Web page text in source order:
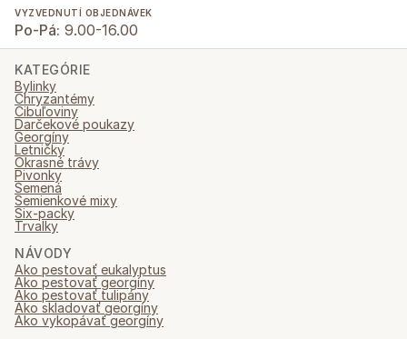
VYZVEDNUTÍ OBJEDNÁVEK
Po-Pá: 9.00-16.00
KATEGÓRIE
Bylinky
Chryzantémy
Cibuľoviny
Darčekové poukazy
Georgíny
Letničky
Okrasné trávy
Pivonky
Semená
Semienkové mixy
Six-packy
Trvalky
NÁVODY
Ako pestovať eukalyptus
Ako pestovať georgíny
Ako pestovať tulipány
Ako skladovať georgíny
Ako vykopávať georgíny